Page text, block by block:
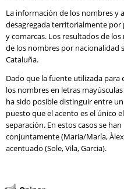
La información de los nombres y
desagregada territorialmente
y comarcas. Los resultados de
de los nombres por nacionalidad
Cataluña.
Dado que la fuente utilizada
los nombres en letras
ha sido posible distinguir entre
puesto que el acento es el único
separación. En estos casos se
conjuntamente (Maria/María,
acentuado (Sole, Vila, Garcia).